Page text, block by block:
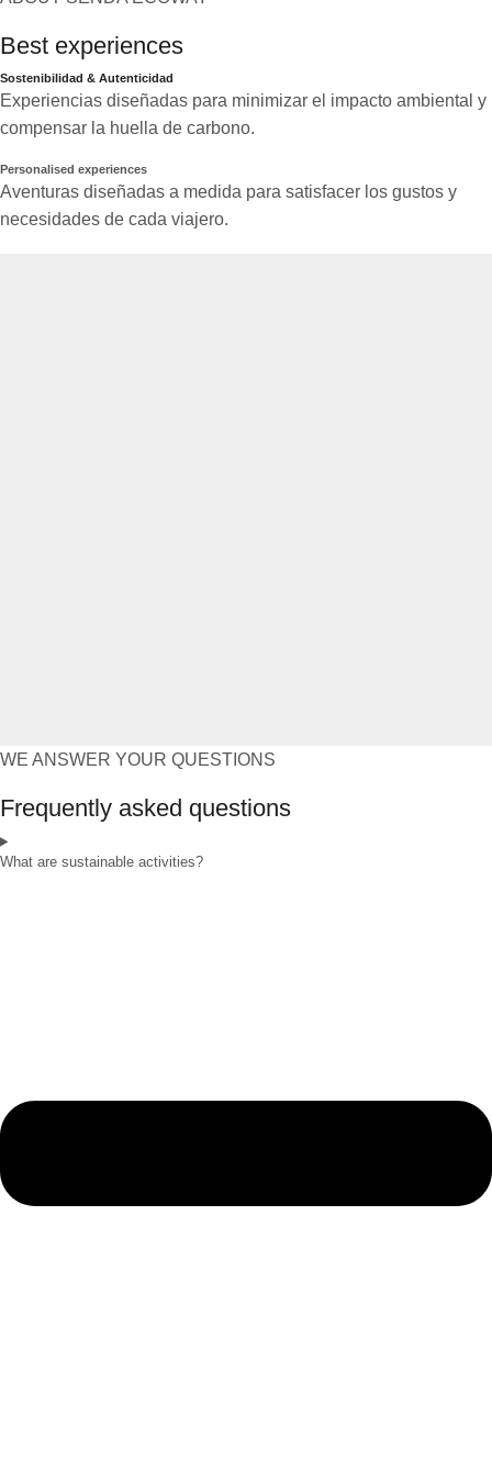
Best experiences
Sostenibilidad & Autenticidad
Experiencias diseñadas para minimizar el impacto ambiental y
compensar la huella de carbono.
Personalised experiences
Aventuras diseñadas a medida para satisfacer los gustos y
necesidades de cada viajero.
WE ANSWER YOUR QUESTIONS
Frequently asked questions
What are sustainable activities?